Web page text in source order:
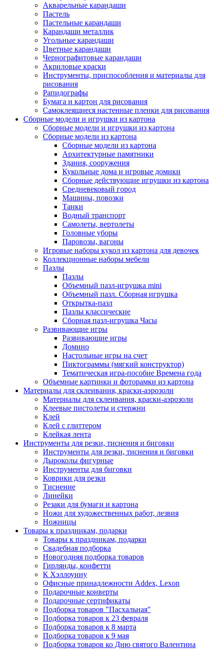
Акварельные карандаши
Пастель
Пастельные карандаши
Карандаши металлик
Угольные карандаши
Цветные карандаши
Чернографитовые карандаши
Акриловые краски
Инструменты, приспособления и материалы для
рисования
Рапидографы
Бумага и картон для рисования
Самоклеящиеся настенные пленки для рисования
Сборные модели и игрушки из картона
Сборные модели и игрушки из картона
Сборные модели из картона
Сборные модели из картона
Архитектурные памятники
Здания, сооружения
Кукольные дома и игровые домики
Сборные действующие игрушки из картона
Средневековый город
Машины, повозки
Танки
Водный транспорт
Самолеты, вертолеты
Головные уборы
Паровозы, вагоны
Игровые наборы кукол из картона для девочек
Коллекционные наборы мебели
Пазлы
Пазлы
Объемный пазл-игрушка mini
Объемный пазл. Сборная игрушка
Открытка-пазл
Пазлы классические
Сборная пазл-игрушка Часы
Развивающие игры
Развивающие игры
Домино
Настольные игры на счет
Пиктограммы (мягкий конструктор)
Тематическая игра-пособие Времена года
Объемные картинки и фоторамки из картона
Материалы для склеивания, краски-аэрозоли
Материалы для склеивания, краски-аэрозоли
Клеевые пистолеты и стержни
Клей
Клей с глиттером
Клейкая лента
Инструменты для резки, тиснения и биговки
Инструменты для резки, тиснения и биговки
Дыроколы фигурные
Инструменты для биговки
Коврики для резки
Тиснение
Линейки
Резаки для бумаги и картона
Ножи для художественных работ, лезвия
Ножницы
Товары к праздникам, подарки
Товары к праздникам, подарки
Свадебная подборка
Новогодняя подборка товаров
Гирлянды, конфетти
К Хэллоуину
Офисные принадлежности Addex, Lexon
Подарочные конверты
Подарочные сертификаты
Подборка товаров "Пасхальная"
Подборка товаров к 23 февраля
Подборка товаров к 8 марта
Подборка товаров к 9 мая
Подборка товаров ко Дню святого Валентина